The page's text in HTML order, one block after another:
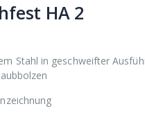
HA 2
Stahl in geschweifter